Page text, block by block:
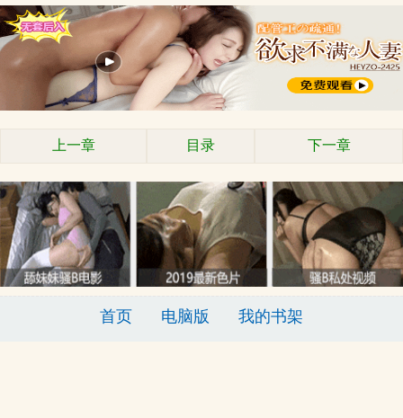
上一章 目录 下一章
首页 电脑版 我的书架